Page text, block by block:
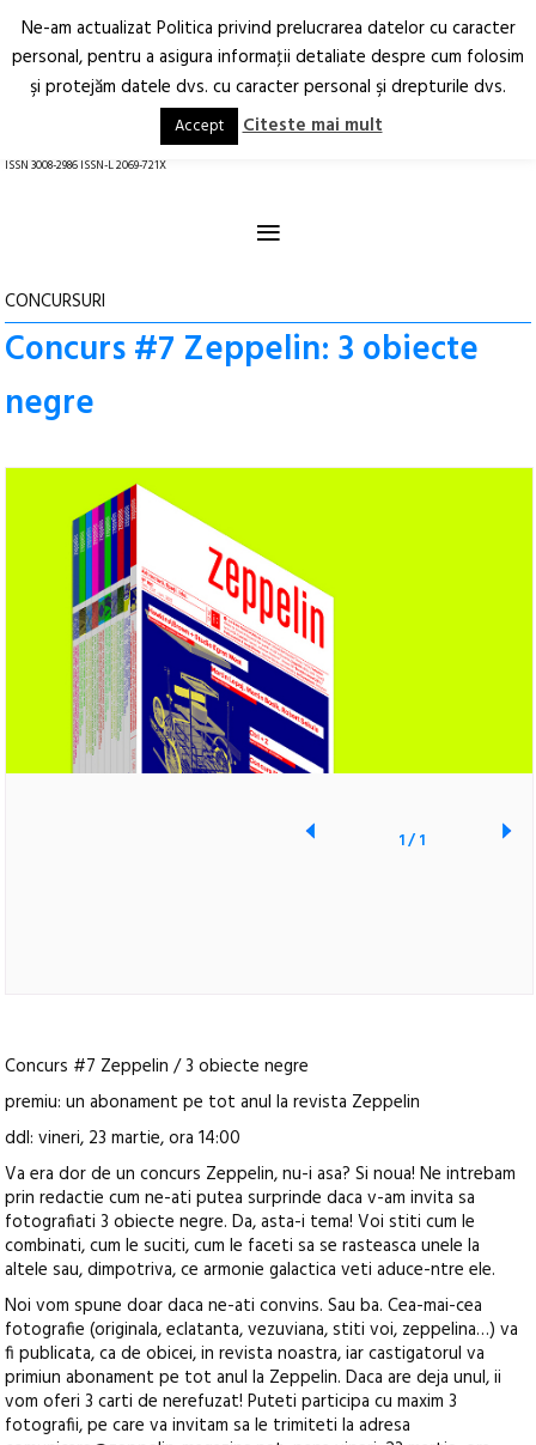
Arhitectură.
Oraș.
RO EN
ISSN 3008-2986 ISSN-L 2069-721X
≡
CONCURSURI
Concurs #7 Zeppelin: 3 obiecte
negre
1/1
Concurs #7 Zeppelin / 3 obiecte negre
premiu: un abonament pe tot anul la revista Zeppelin
ddl: vineri, 23 martie, ora 14:00
Va era dor de un concurs Zeppelin, nu-i asa? Si noua! Ne intrebam
prin redactie cum ne-ati putea surprinde daca v-am invita sa
fotografiati 3 obiecte negre. Da, asta-i tema! Voi stiti cum le
combinati, cum le suciti, cum le faceti sa se rasteasca unele la
altele sau, dimpotriva, ce armonie galactica veti aduce-ntre ele.
Noi vom spune doar daca ne-ati convins. Sau ba. Cea-mai-cea
fotografie (originala, eclatanta, vezuviana, stiti voi, zeppelina…) va
fi publicata, ca de obicei, in revista noastra, iar castigatorul va
primiun abonament pe tot anul la Zeppelin. Daca are deja unul, ii
vom oferi 3 carti de nerefuzat! Puteti participa cu maxim 3
fotografii, pe care va invitam sa le trimiteti la adresa
Ne-am actualizat Politica privind prelucrarea datelor cu caracter
personal, pentru a asigura informaţii detaliate despre cum folosim
şi protejăm datele dvs. cu caracter personal şi drepturile dvs.
Accept Citeste mai mult